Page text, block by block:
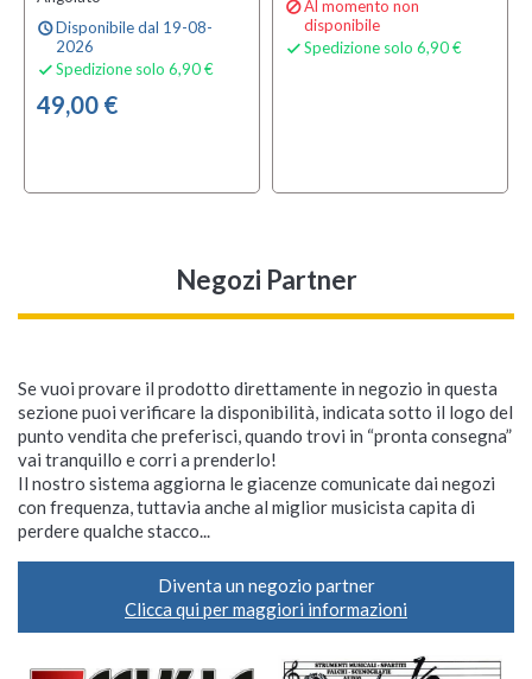
scheduleDisponibile dal 19-08-
2026
 Spedizione solo 6,90 €
49,00 €
Al momento non
disponibile
 Spedizione solo 6,90 €
Negozi Partner
Se vuoi provare il prodotto direttamente in negozio in questa
sezione puoi verificare la disponibilità, indicata sotto il logo del
punto vendita che preferisci, quando trovi in “pronta consegna”
vai tranquillo e corri a prenderlo!
Il nostro sistema aggiorna le giacenze comunicate dai negozi
con frequenza, tuttavia anche al miglior musicista capita di
perdere qualche stacco...
Diventa un negozio partner
Clicca qui per maggiori informazioni